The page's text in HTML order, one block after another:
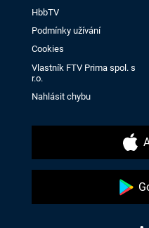
HbbTV
Podmínky užívání
Cookies
Vlastník FTV Prima spol. s
r.o.
Nahlásit chybu